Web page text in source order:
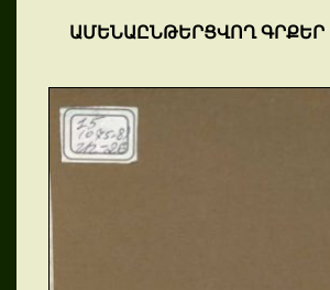
ԱՄԵՆԱԸՆԹԵՐՑՎՈՂ ԳՐՔԵՐ